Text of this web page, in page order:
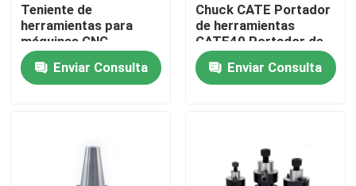
Contáctenos
Pida una cita
Tenedor de herramienta de SK
Teniente de
herramientas para
máquinas CNC
Enviar Consulta
Chuck CATE Portador
de herramientas
CATE40 Portador de
molino de cáscara
Enviar Consulta